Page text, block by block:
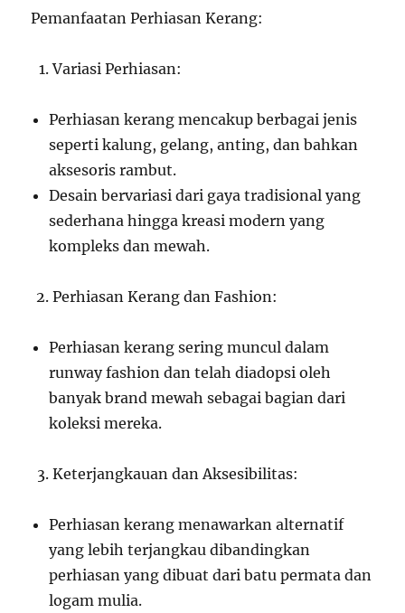
Pemanfaatan Perhiasan Kerang:
Variasi Perhiasan:
Perhiasan kerang mencakup berbagai jenis
seperti kalung, gelang, anting, dan bahkan
aksesoris rambut.
Desain bervariasi dari gaya tradisional yang
sederhana hingga kreasi modern yang
kompleks dan mewah.
Perhiasan Kerang dan Fashion:
Perhiasan kerang sering muncul dalam
runway fashion dan telah diadopsi oleh
banyak brand mewah sebagai bagian dari
koleksi mereka.
Keterjangkauan dan Aksesibilitas:
Perhiasan kerang menawarkan alternatif
yang lebih terjangkau dibandingkan
perhiasan yang dibuat dari batu permata dan
logam mulia.